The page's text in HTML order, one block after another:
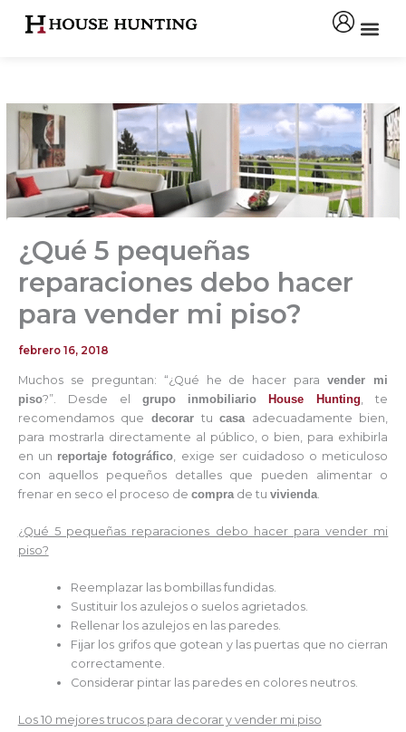
¿Qué 5 pequeñas
reparaciones debo hacer
para vender mi piso?
febrero 16, 2018
Muchos se preguntan: “¿Qué he de hacer paravender mi
piso?”. Desde el grupo inmobiliario House Hunting , te
recomendamos que decorartucasa adecuadamente bien,
para mostrarla directamente al público, o bien, para exhibirla
en un reportaje fotográfico , exige ser cuidadoso o meticuloso
con aquellos pequeños detalles que pueden alimentar o
frenar en seco el proceso de comprade tu vivienda.
¿Qué 5 pequeñas reparaciones debo hacer para vender mi
piso?
Reemplazar las bombillas fundidas.
Sustituir los azulejos o suelos agrietados.
Rellenar los azulejos en las paredes.
Fijar los grifos que gotean y las puertas que no cierran
correctamente.
Considerar pintar las paredes en colores neutros.
Los 10 mejores trucos para decorar y vender mi piso